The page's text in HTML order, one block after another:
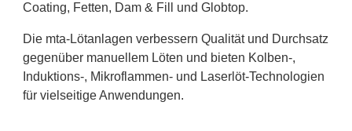
Coating, Fetten, Dam & Fill und Globtop.
Die mta-Lötanlagen verbessern Qualität und Durchsatz
gegenüber manuellem Löten und bieten Kolben-,
Induktions-, Mikroflammen- und Laserlöt-Technologien
für vielseitige Anwendungen.